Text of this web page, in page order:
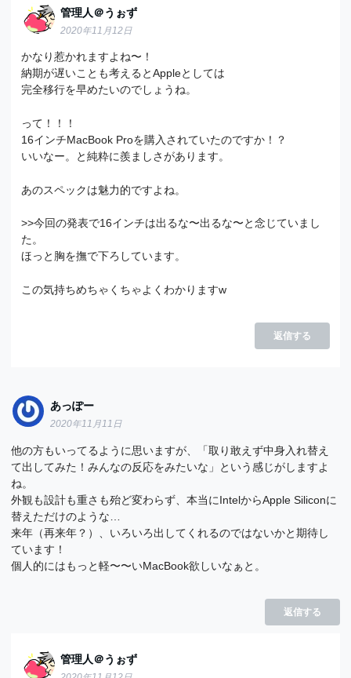
管理人＠うぉず
2020年11月12日
かなり惹かれますよね〜！
納期が遅いことも考えるとAppleとしては
完全移行を早めたいのでしょうね。
って！！！
16インチMacBook Proを購入されていたのですか！？
いいなー。と純粋に羨ましさがあります。
あのスペックは魅力的ですよね。
>>今回の発表で16インチは出るな〜出るな〜と念じていまし
た。
ほっと胸を撫で下ろしています。
この気持ちめちゃくちゃよくわかりますw
返信する
あっぽー
2020年11月11日
他の方もいってるように思いますが、「取り敢えず中身入れ替え
て出してみた！みんなの反応をみたいな」という感じがしますよ
ね。
外観も設計も重さも殆ど変わらず、本当にIntelからApple Siliconに
替えただけのような…
来年（再来年？）、いろいろ出してくれるのではないかと期待し
ています！
個人的にはもっと軽〜〜いMacBook欲しいなぁと。
返信する
管理人＠うぉず